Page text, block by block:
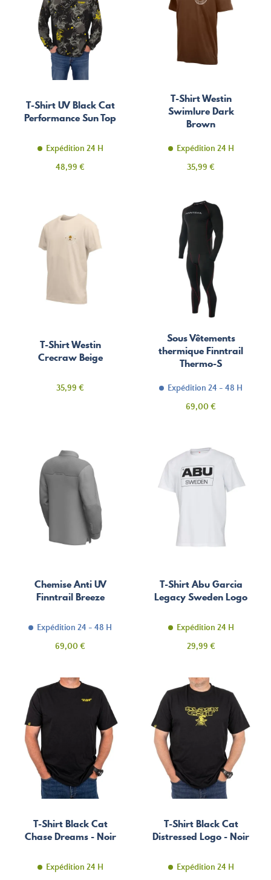
T-Shirt UV Black Cat
Performance Sun Top
Expédition 24 H
Prix
48,99 €
T-Shirt Westin
Swimlure Dark
Brown
Expédition 24 H
Prix
35,99 €
T-Shirt Westin
Crecraw Beige
Prix
35,99 €
Sous Vêtements
thermique Finntrail
Thermo-S
Expédition 24 - 48 H
Prix
69,00 €
Chemise Anti UV
Finntrail Breeze
Expédition 24 - 48 H
Prix
69,00 €
T-Shirt Abu Garcia
Legacy Sweden Logo
Expédition 24 H
Prix
29,99 €
T-Shirt Black Cat
Chase Dreams - Noir
Expédition 24 H
T-Shirt Black Cat
Distressed Logo - Noir
Expédition 24 H